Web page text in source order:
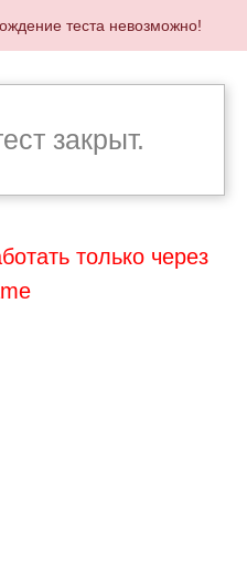
теста невозможно!
закрыт.
только через